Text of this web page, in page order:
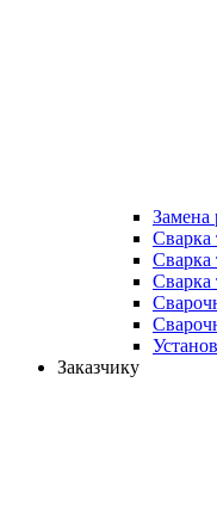
Замена
Сварка
Сварка
Сварка
Заказчику